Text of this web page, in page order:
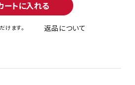
ートに入れる
けます。 返品について